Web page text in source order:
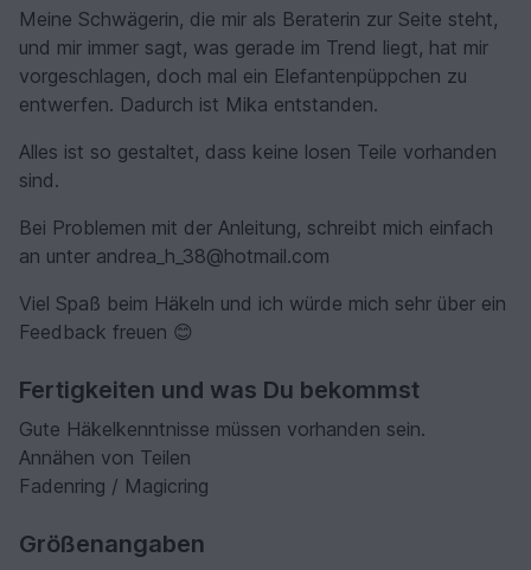
Meine Schwägerin, die mir als Beraterin zur Seite steht,
und mir immer sagt, was gerade im Trend liegt, hat mir
vorgeschlagen, doch mal ein Elefantenpüppchen zu
entwerfen. Dadurch ist Mika entstanden.
Alles ist so gestaltet, dass keine losen Teile vorhanden
sind.
Bei Problemen mit der Anleitung, schreibt mich einfach
an unter andrea_h_38@hotmail.com
Viel Spaß beim Häkeln und ich würde mich sehr über ein
Feedback freuen 😊
Fertigkeiten und was Du bekommst
Gute Häkelkenntnisse müssen vorhanden sein.
Annähen von Teilen
Fadenring / Magicring
Größenangaben